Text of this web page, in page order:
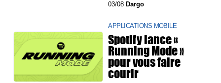
03/08 Dargo
APPLICATIONS MOBILE
Spotify lance «
Running Mode »
pour vous faire
courir